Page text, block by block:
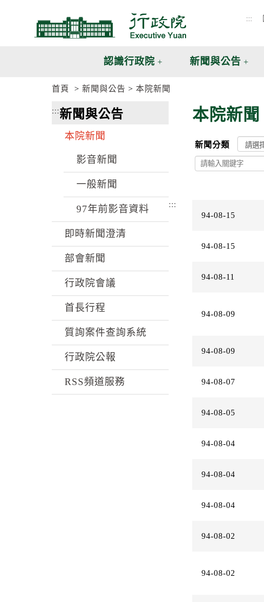
:::
認識行政院 新聞與公告
首頁 新聞與公告 本院新聞
:::新聞與公告
本院新聞
影音新聞
一般新聞
97年前影音資料
即時新聞澄清
部會新聞
行政院會議
首長行程
質詢案件查詢系統
行政院公報
RSS頻道服務
本院新聞
新聞分類
:::
94-08-15
94-08-15
94-08-11
94-08-09
94-08-09
94-08-07
94-08-05
94-08-04
94-08-04
94-08-04
94-08-02
94-08-02